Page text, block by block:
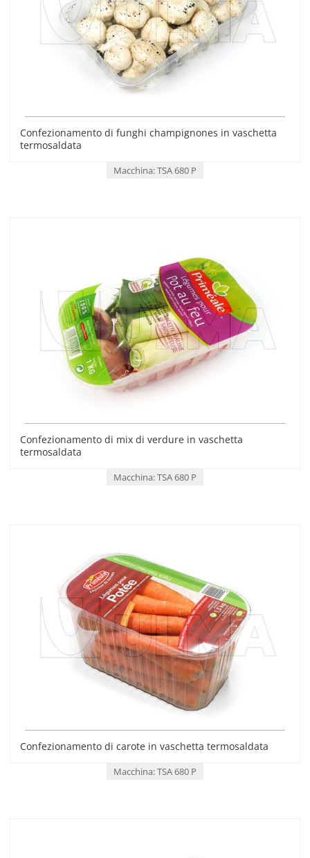
Confezionamento di funghi champignones in vaschetta
termosaldata
Macchina: TSA 680 P
Confezionamento di mix di verdure in vaschetta
termosaldata
Macchina: TSA 680 P
Confezionamento di carote in vaschetta termosaldata
Macchina: TSA 680 P